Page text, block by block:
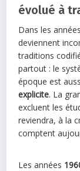
évolué à
Dans les années
deviennent
traditions
partout : le
époque est
explicite. La
excluent les
reviendra, à la
comptent
Les années